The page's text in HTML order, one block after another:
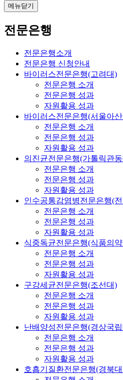
메뉴닫기
전문은행
전문은행소개
전문은행 신청안내
바이러스전문은행(고려대)
전문은행 소개
전문은행 성과
자원활용 성과
바이러스전문은행(서울아
전문은행 소개
전문은행 성과
자원활용 성과
의진균전문은행(가톨릭관
전문은행 소개
전문은행 성과
자원활용 성과
인수공통감염병전문은행(
전문은행 소개
전문은행 성과
자원활용 성과
식중독균전문은행(식품의
전문은행 소개
전문은행 성과
자원활용 성과
구강세균전문은행(조선대)
전문은행 소개
전문은행 성과
자원활용 성과
난배양성전문은행(경상국
전문은행 소개
전문은행 성과
자원활용 성과
호흡기질환전문은행(경북